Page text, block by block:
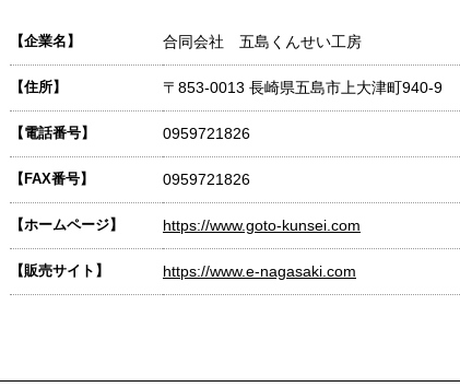
【企業名】 合同会社 五島くんせい工房
【住所】 〒853-0013 長崎県五島市上大津町940-9
【電話番号】 0959721826
【FAX番号】 0959721826
【ホームページ】 https://www.goto-kunsei.com
【販売サイト】 https://www.e-nagasaki.com